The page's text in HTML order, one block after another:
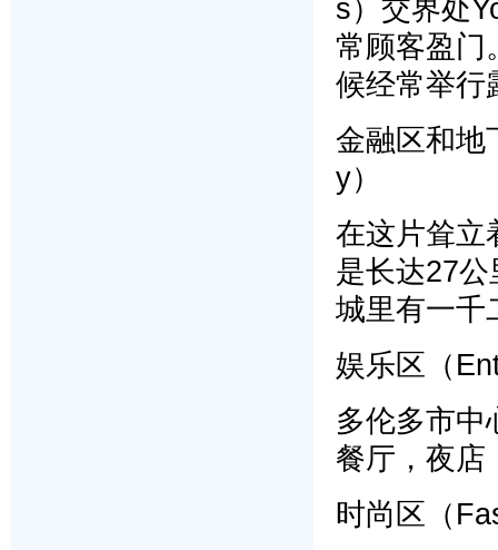
s）交界处
常顾客盈门
候经常举行
金融区和地
y）
在这片耸立
是长达27
城里有一千
娱乐区（
多伦多市中
餐厅，夜店
时尚区（